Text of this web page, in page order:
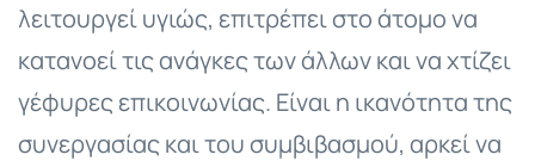
λειτουργεί υγιώς, επιτρέπει στο άτομο να
κατανοεί τις ανάγκες των άλλων και να χτίζει
γέφυρες επικοινωνίας. Είναι η ικανότητα της
συνεργασίας και του συμβιβασμού, αρκεί να